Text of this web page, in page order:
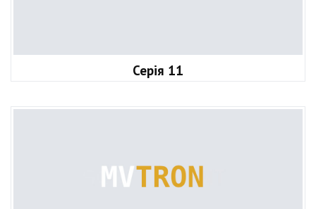
Серія 11